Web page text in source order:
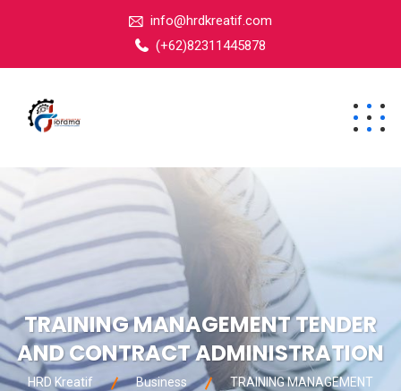
info@hrdkreatif.com
(+62)82311445878
TRAINING MANAGEMENT TENDER
AND CONTRACT ADMINISTRATION
HRD Kreatif Business
TRAINING MANAGEMENT